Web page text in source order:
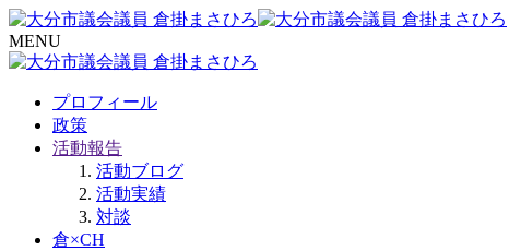
MENU
プロフィール
政策
活動報告
活動ブログ
活動実績
対談
倉×CH